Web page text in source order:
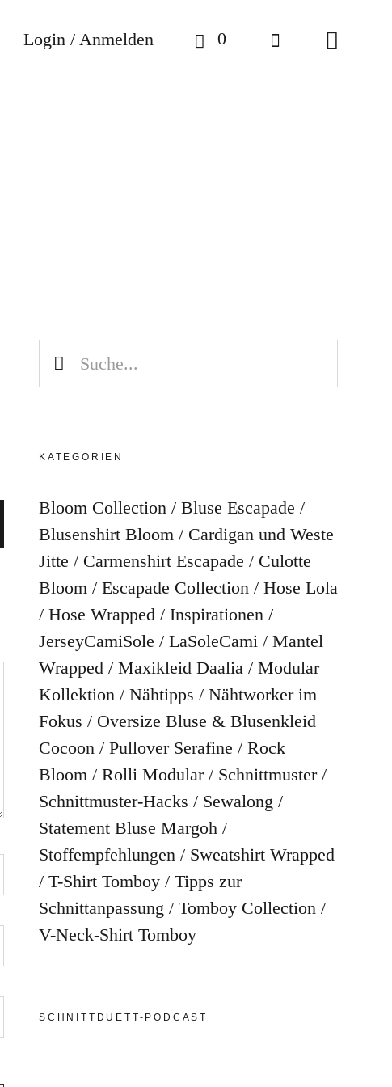
Login / Anmelden 0
KATEGORIEN
Bloom Collection
Bluse Escapade
Blusenshirt Bloom
Cardigan und Weste
Jitte
Carmenshirt Escapade
Culotte
Bloom
Escapade Collection
Hose Lola
Hose Wrapped
Inspirationen
JerseyCamiSole
LaSoleCami
Mantel
Wrapped
Maxikleid Daalia
Modular
Kollektion
Nähtipps
Nähtworker im
Fokus
Oversize Bluse & Blusenkleid
Cocoon
Pullover Serafine
Rock
Bloom
Rolli Modular
Schnittmuster
Schnittmuster-Hacks
Sewalong
Statement Bluse Margoh
Stoffempfehlungen
Sweatshirt Wrapped
T-Shirt Tomboy
Tipps zur
Schnittanpassung
Tomboy Collection
V-Neck-Shirt Tomboy
SCHNITTDUETT-PODCAST